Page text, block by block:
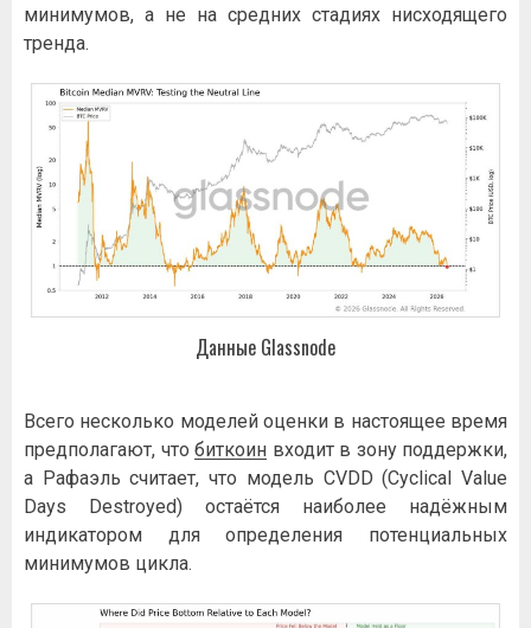
минимумов, а не на средних стадиях нисходящего
тренда.
Данные Glassnode
Всего несколько моделей оценки в настоящее время
предполагают, что биткоин входит в зону поддержки,
а Рафаэль считает, что модель CVDD (Cyclical Value
Days Destroyed) остаётся наиболее надёжным
индикатором для определения потенциальных
минимумов цикла.